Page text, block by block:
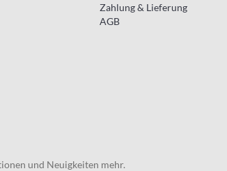
Zahlung & Lieferung
AGB
und Neuigkeiten mehr.